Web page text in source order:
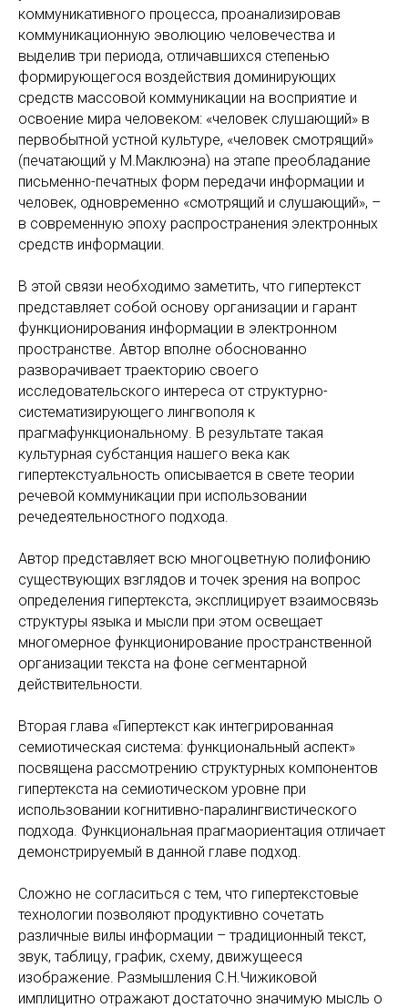
коммуникативного процесса, проанализировав
коммуникационную эволюцию человечества и
выделив три периода, отличавшихся степенью
формирующегося воздействия доминирующих
средств массовой коммуникации на восприятие и
освоение мира человеком: «человек слушающий» в
первобытной устной культуре, «человек смотрящий»
(печатающий у М.Маклюэна) на этапе преобладание
письменно-печатных форм передачи информации и
человек, одновременно «смотрящий и слушающий», –
в современную эпоху распространения электронных
средств информации.
В этой связи необходимо заметить, что гипертекст
представляет собой основу организации и гарант
функционирования информации в электронном
пространстве. Автор вполне обоснованно
разворачивает траекторию своего
исследовательского интереса от структурно-
систематизирующего лингвополя к
прагмафункциональному. В результате такая
культурная субстанция нашего века как
гипертекстуальность описывается в свете теории
речевой коммуникации при использовании
речедеятельностного подхода.
Автор представляет всю многоцветную полифонию
существующих взглядов и точек зрения на вопрос
определения гипертекста, эксплицирует взаимосвязь
структуры языка и мысли при этом освещает
многомерное функционирование пространственной
организации текста на фоне сегментарной
действительности.
Вторая глава «Гипертекст как интегрированная
семиотическая система: функциональный аспект»
посвящена рассмотрению структурных компонентов
гипертекста на семиотическом уровне при
использовании когнитивно-паралингвистического
подхода. Функциональная прагмаориентация отличает
демонстрируемый в данной главе подход.
Сложно не согласиться с тем, что гипертекстовые
технологии позволяют продуктивно сочетать
различные вилы информации – традиционный текст,
звук, таблицу, график, схему, движущееся
изображение. Размышления С.Н.Чижиковой
имплицитно отражают достаточно значимую мысль о